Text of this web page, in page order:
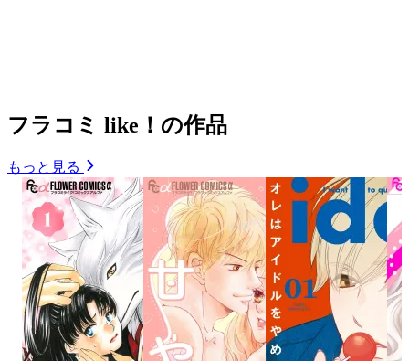
フラコミ like！の作品
もっと見る